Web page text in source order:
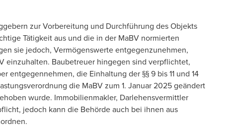
zur Vorbereitung und Durchführung des Objekts
Tätigkeit aus und die in der MaBV normierten
sie jedoch, Vermögenswerte entgegenzunehmen,
einzuhalten. Baubetreuer hingegen sind verpflichtet,
die Einhaltung der §§ 9 bis 11 und 14
die MaBV zum 1. Januar 2025 geändert
wurde. Immobilienmakler, Darlehensvermittler
jedoch kann die Behörde auch bei ihnen aus